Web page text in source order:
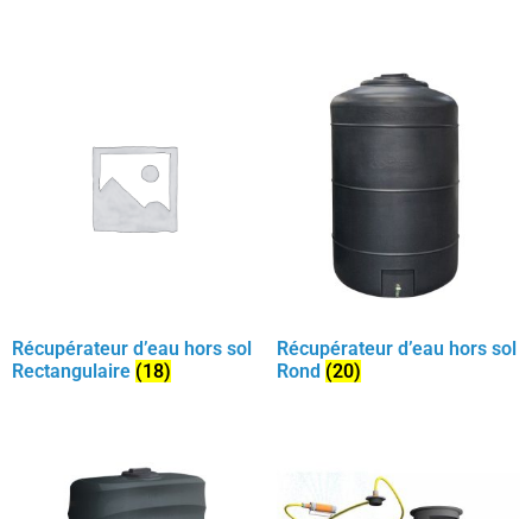
Récupérateur d’eau hors sol
Rectangulaire (18)
Récupérateur d’eau hors sol
Rond (20)